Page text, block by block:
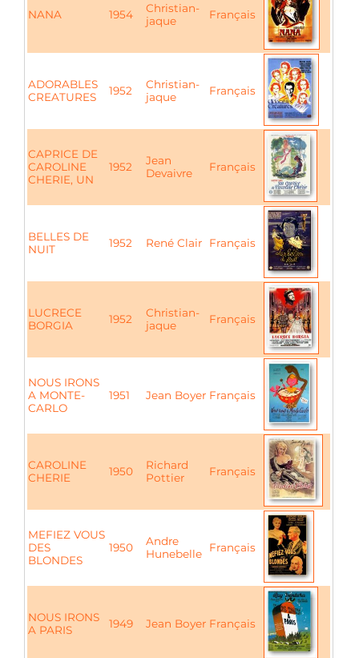
NANA 1954
Christian-
jaque
Français
ADORABLES
CREATURES
1952
Christian-
jaque
Français
CAPRICE DE
CAROLINE
CHERIE, UN
1952
Jean
Devaivre
Français
BELLES DE
NUIT
1952 René Clair Français
LUCRECE
BORGIA
1952
Christian-
jaque
Français
NOUS IRONS
A MONTE-
CARLO
1951 Jean Boyer Français
CAROLINE
CHERIE
1950
Richard
Pottier
Français
MEFIEZ VOUS
DES
BLONDES
1950
Andre
Hunebelle
Français
NOUS IRONS
A PARIS
1949 Jean Boyer Français